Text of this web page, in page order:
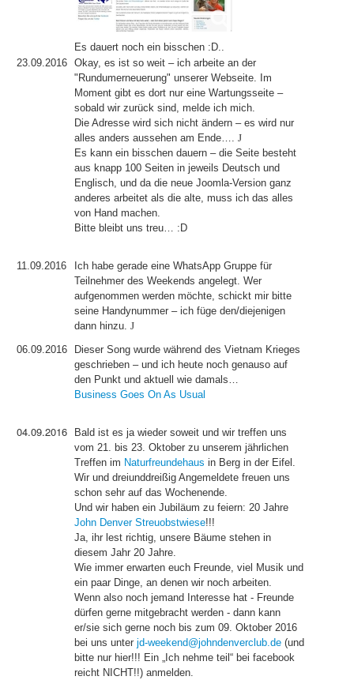
Es dauert noch ein bisschen :D..
23.09.2016 Okay, es ist so weit – ich arbeite an der
"Rundumerneuerung" unserer Webseite. Im
Moment gibt es dort nur eine Wartungsseite –
sobald wir zurück sind, melde ich mich.
Die Adresse wird sich nicht ändern – es wird nur
alles anders aussehen am Ende…. J
Es kann ein bisschen dauern – die Seite besteht
aus knapp 100 Seiten in jeweils Deutsch und
Englisch, und da die neue Joomla-Version ganz
anderes arbeitet als die alte, muss ich das alles
von Hand machen.
Bitte bleibt uns treu… :D
11.09.2016
Ich habe gerade eine WhatsApp Gruppe für
Teilnehmer des Weekends angelegt. Wer
aufgenommen werden möchte, schickt mir bitte
seine Handynummer – ich füge den/diejenigen
dann hinzu. J
06.09.2016
Dieser Song wurde während des Vietnam Krieges
geschrieben – und ich heute noch genauso auf
den Punkt und aktuell wie damals…
Business Goes On As Usual
04.09.2016
Bald ist es ja wieder soweit und wir treffen uns
vom 21. bis 23. Oktober zu unserem jährlichen
Treffen im Naturfreundehaus in Berg in der Eifel.
Wir und dreiunddreißig Angemeldete freuen uns
schon sehr auf das Wochenende.
Und wir haben ein Jubiläum zu feiern: 20 Jahre
John Denver Streuobstwiese!!!
Ja, ihr lest richtig, unsere Bäume stehen in
diesem Jahr 20 Jahre.
Wie immer erwarten euch Freunde, viel Musik und
ein paar Dinge, an denen wir noch arbeiten.
Wenn also noch jemand Interesse hat - Freunde
dürfen gerne mitgebracht werden - dann kann
er/sie sich gerne noch bis zum 09. Oktober 2016
bei uns unter jd-weekend@johndenverclub.de (und
bitte nur hier!!! Ein „Ich nehme teil“ bei facebook
reicht NICHT!!) anmelden.